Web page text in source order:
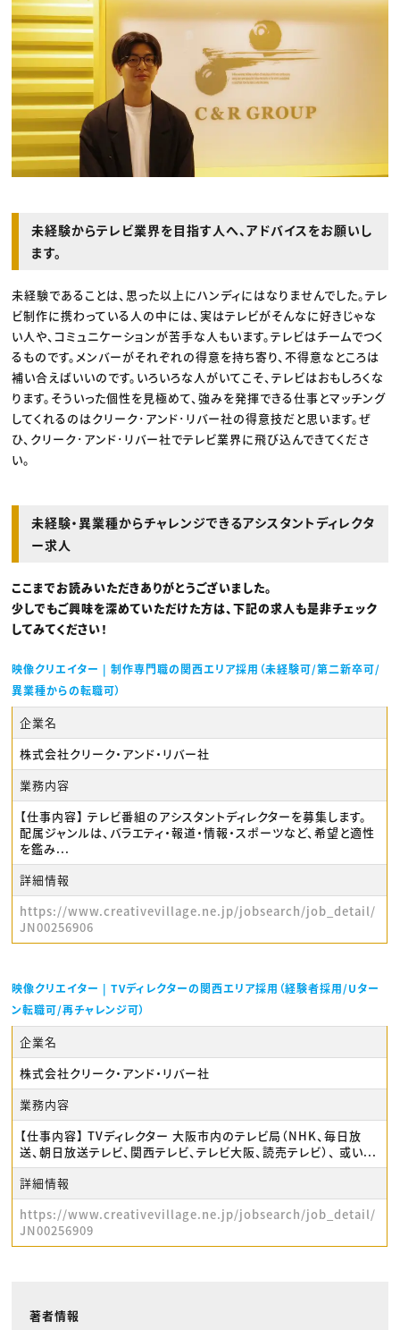
未経験からテレビ業界を目指す人へ、アドバイスをお願いし
ます。
未経験であることは、思った以上にハンディにはなりませんでした。テレ
ビ制作に携わっている人の中には、実はテレビがそんなに好きじゃな
い人や、コミュニケーションが苦手な人もいます。テレビはチームでつく
るものです。メンバーがそれぞれの得意を持ち寄り、不得意なところは
補い合えばいいのです。いろいろな人がいてこそ、テレビはおもしろくな
ります。そういった個性を見極めて、強みを発揮できる仕事とマッチング
してくれるのはクリーク･アンド･リバー社の得意技だと思います。ぜ
ひ、クリーク･アンド･リバー社でテレビ業界に飛び込んできてくださ
い。
未経験・異業種からチャレンジできるアシスタントディレクタ
ー求人
ここまでお読みいただきありがとうございました。
少しでもご興味を深めていただけた方は、下記の求人も是非チェック
してみてください！
映像クリエイター | 制作専門職の関西エリア採用（未経験可/第二新卒可/
異業種からの転職可）
企業名
株式会社クリーク・アンド・リバー社
業務内容
【仕事内容】 テレビ番組のアシスタントディレクターを募集します。
配属ジャンルは、バラエティ・報道・情報・スポーツなど、希望と適性
を鑑み...
詳細情報
https://www.creativevillage.ne.jp/jobsearch/job_detail/
JN00256906
映像クリエイター | TVディレクターの関西エリア採用（経験者採用/Uター
ン転職可/再チャレンジ可）
企業名
株式会社クリーク・アンド・リバー社
業務内容
【仕事内容】 TVディレクター 大阪市内のテレビ局（NHK、毎日放
送、朝日放送テレビ、関西テレビ、テレビ大阪、読売テレビ）、 或い...
詳細情報
https://www.creativevillage.ne.jp/jobsearch/job_detail/
JN00256909
著者情報